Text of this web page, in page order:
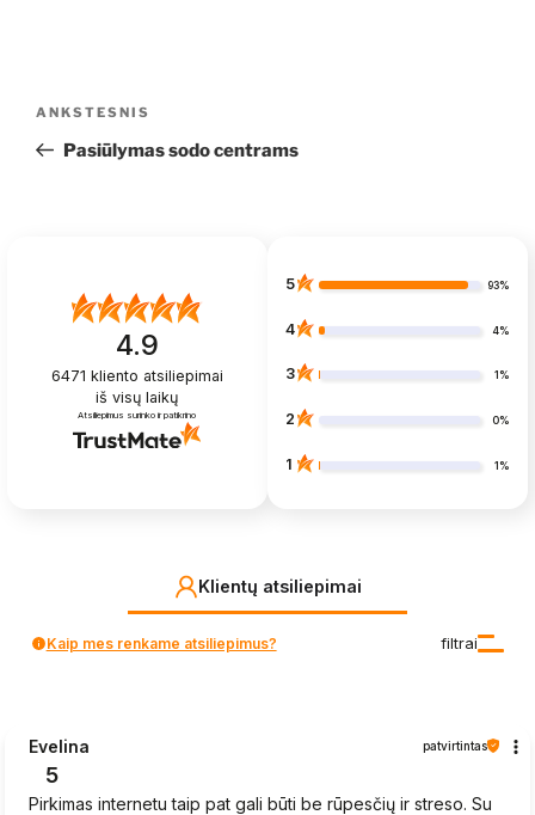
įrašų
Ankstesnis
įrašas
ANKSTESNIS
Pasiūlymas sodo centrams
4.9
6471 kliento atsiliepimai
iš visų laikų
Atsiliepimus surinko ir patikrino
5 93%
4 4%
3 1%
2 0%
1 1%
Klientų atsiliepimai
filtrai
Kaip mes renkame atsiliepimus?
Evelina patvirtintas
5
Pirkimas internetu taip pat gali būti be rūpesčių ir streso. Su